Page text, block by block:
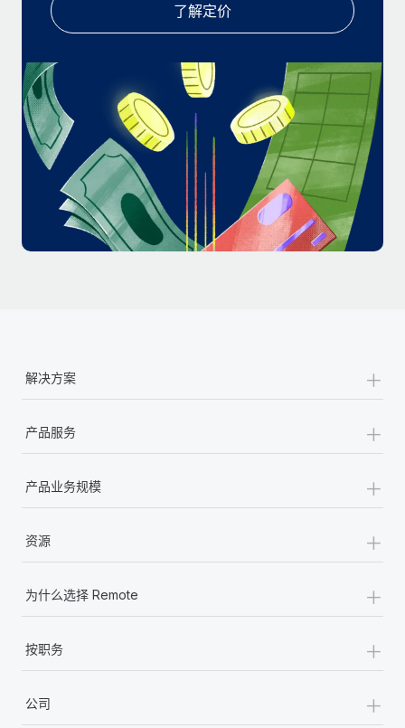
了解更多 了解定价
解决方案 +
产品服务 +
产品业务规模 +
资源 +
为什么选择 Remote +
按职务 +
公司 +